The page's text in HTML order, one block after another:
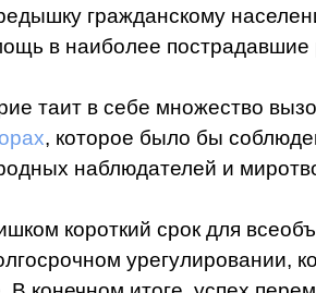
гражданскому
в наиболее
таит в себе множество
, которое было бы
наблюдателей и
короткий срок для